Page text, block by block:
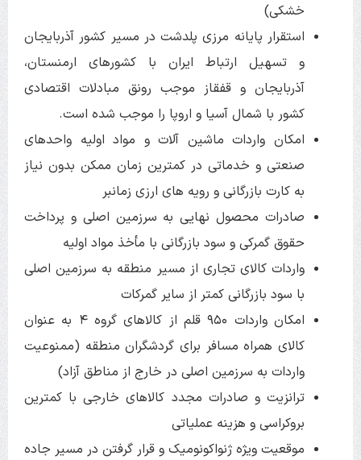
خشکی)
استقرار پایانه مرزی پلدشت در مسیر کشور آذربایجان
و تسهیل ارتباط ایران با کشورهای ارمنستان،
آذربایجان و قفقاز موجب رونق مبادلات اقتصادی
کشور با شمال آسیا و اروپا را موجب شده است.
امکان واردات ماشین آلات و مواد اولیه واحدهای
صنعتی و خدماتی در کمترین زمان ممکن بدون نیاز
به کارت بازرگانی و رویه های ارزی زمان­بر
صادرات محصول نهایی به سرزمین اصلی و پرداخت
حقوق گمرکی و سود بازرگانی با مأخذ مواد اولیه
واردات کالای تجاری از مسیر منطقه به سرزمین اصلی
با سود بازرگانی کمتر از سایر گمرکات
امکان واردات ۹۵۰ قلم از کالاهای گروه ۴ به عنوان
کالای همراه مسافر برای گردشگران منطقه (ممنوعیت
واردات به سرزمین اصلی در خارج از مناطق آزاد)
ترانزیت و صادرات مجدد کالاهای خارجی با کمترین
بروکراسی و هزینه عملیاتی
موقعیت ویژه ژنواکونومیک و قرار گرفتن در مسیر جاده